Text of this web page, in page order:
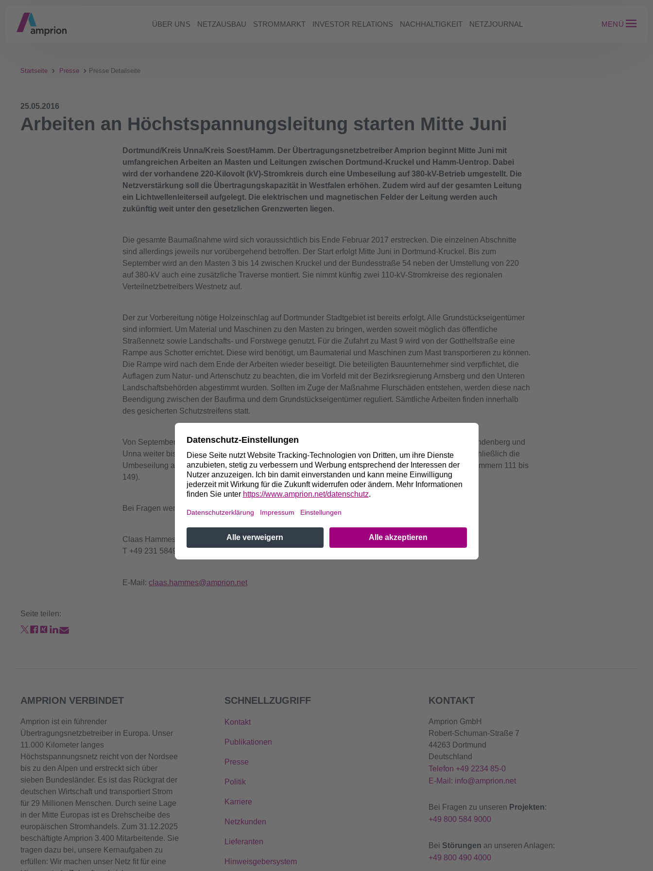
ÜBER UNS NETZAUSBAU STROMMARKT INVESTOR RELATIONS NACHHALTIGKEIT NETZJOURNAL MENÜ
Startseite Presse Presse Detailseite
25.05.2016
Arbeiten an Höchstspannungsleitung starten Mitte Juni
Dortmund/Kreis Unna/Kreis Soest/Hamm. Der Übertragungsnetzbetreiber Amprion beginnt Mitte Juni mit
umfangreichen Arbeiten an Masten und Leitungen zwischen Dortmund-Kruckel und Hamm-Uentrop. Dabei
wird der vorhandene 220-Kilovolt (kV)-Stromkreis durch eine Umbeseilung auf 380-kV-Betrieb umgestellt. Die
Netzverstärkung soll die Übertragungskapazität in Westfalen erhöhen. Zudem wird auf der gesamten Leitung
ein Lichtwellenleiterseil aufgelegt. Die elektrischen und magnetischen Felder der Leitung werden auch
zukünftig weit unter den gesetzlichen Grenzwerten liegen.
Die gesamte Baumaßnahme wird sich voraussichtlich bis Ende Februar 2017 erstrecken. Die einzelnen Abschnitte
sind allerdings jeweils nur vorübergehend betroffen. Der Start erfolgt Mitte Juni in Dortmund-Kruckel. Bis zum
September wird an den Masten 3 bis 14 zwischen Kruckel und der Bundesstraße 54 neben der Umstellung von 220
auf 380-kV auch eine zusätzliche Traverse montiert. Sie nimmt künftig zwei 110-kV-Stromkreise des regionalen
Verteilnetzbetreibers Westnetz auf.
Der zur Vorbereitung nötige Holzeinschlag auf Dortmunder Stadtgebiet ist bereits erfolgt. Alle Grundstückseigentümer
sind informiert. Um Material und Maschinen zu den Masten zu bringen, werden soweit möglich das öffentliche
Straßennetz sowie Landschafts- und Forstwege genutzt. Für die Zufahrt zu Mast 9 wird von der Gotthelfstraße eine
Rampe aus Schotter errichtet. Diese wird benötigt, um Baumaterial und Maschinen zum Mast transportieren zu können.
Die Rampe wird nach dem Ende der Arbeiten wieder beseitigt. Die beteiligten Bauunternehmer sind verpflichtet, die
Auflagen zum Natur- und Artenschutz zu beachten, die im Vorfeld mit der Bezirksregierung Arnsberg und den Unteren
Landschaftsbehörden abgestimmt wurden. Sollten im Zuge der Maßnahme Flurschäden entstehen, werden diese nach
Beendigung zwischen der Baufirma und dem Grundstückseigentümer reguliert. Sämtliche Arbeiten finden innerhalb
des gesicherten Schutzstreifens statt.
Von September bis Dezember dieses Jahres zieht die Baustelle dann über Schwerte, Holzwickede, Fröndenberg und
Unna weiter bis nach Werl (Mast-Nummern 30 bis 111); von Dezember 2016 bis Februar 2017 erfolgt schließlich die
Umbeseilung auf dem letzten Teilabschnitt von Werl über Hamm und Welver bis nach Uentrop (Mast-Nummern 111 bis
149).
Bei Fragen wenden Sie sich bitte an:
Claas Hammes (Projektsprecher)
T +49 231 5849-12937, M +49 172 62 92 689, F +49 231 5849-14188
E-Mail: claas.hammes@amprion.net
Seite teilen:
AMPRION VERBINDET
Amprion ist ein führender
Übertragungsnetzbetreiber in Europa. Unser
11.000 Kilometer langes
Höchstspannungsnetz reicht von der Nordsee
bis zu den Alpen und erstreckt sich über
sieben Bundesländer. Es ist das Rückgrat der
deutschen Wirtschaft und transportiert Strom
für 29 Millionen Menschen. Durch seine Lage
in der Mitte Europas ist es Drehscheibe des
europäischen Stromhandels. Zum 31.12.2025
beschäftigte Amprion 3.400 Mitarbeitende. Sie
tragen dazu bei, unsere Kernaufgaben zu
erfüllen: Wir machen unser Netz fit für eine
SCHNELLZUGRIFF
Kontakt
Publikationen
Presse
Politik
Karriere
Netzkunden
Lieferanten
Hinweisgebersystem
KONTAKT
Amprion GmbH
Robert-Schuman-Straße 7
44263 Dortmund
Deutschland
Telefon +49 2234 85-0
E-Mail: info@amprion.net
Bei Fragen zu unseren Projekten:
+49 800 584 9000
Bei Störungen an unseren Anlagen:
+49 800 490 4000